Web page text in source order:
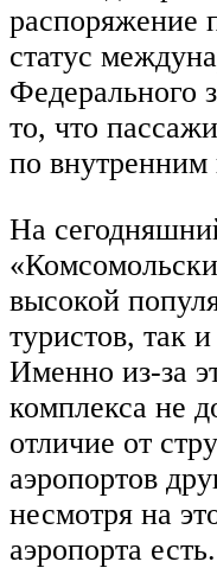
распоряжение
статус
Федерального
то, что
по внутренним
На
высокой
туристов, так
Именно из-за
комплекса не
отличие от
аэропортов
несмотря на
аэропорта есть.